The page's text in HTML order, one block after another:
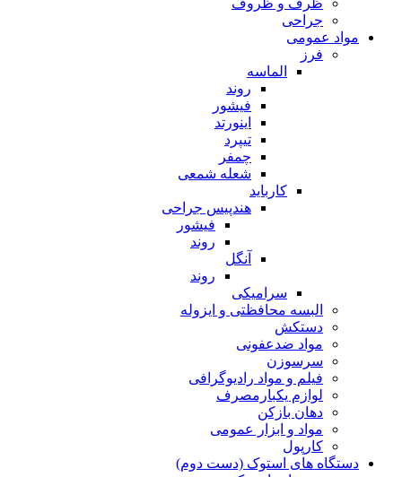
ظرف و ظروف
جراحی
مواد عمومی
فرز
الماسه
روند
فیشور
اینورتد
تیپرد
چمفر
شعله شمعی
کارباید
هندپیس جراحی
فیشور
روند
آنگل
روند
سرامیکی
البسه محافظتی و ایزوله
دستکش
مواد ضدعفونی
سرسوزن
فیلم و مواد رادیوگرافی
لوازم یکبارمصرف
دهان بازکن
مواد و ابزار عمومی
کارپول
دستگاه های استوک (دست دوم)